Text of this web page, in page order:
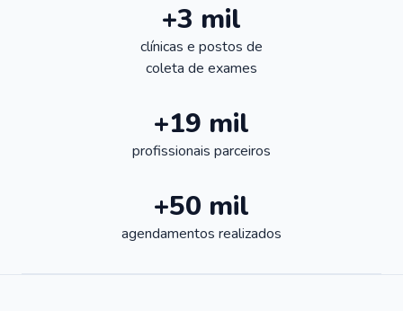
+3 mil
clínicas e postos de
coleta de exames
+19 mil
profissionais parceiros
+50 mil
agendamentos realizados